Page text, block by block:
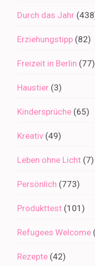
Durch das Jahr
Erziehungstipp (82)
Freizeit in Berlin (77)
Haustier (3)
Kindersprüche (65)
Kreativ (49)
Leben ohne Licht (7)
Persönlich (773)
Produkttest (101)
Refugees Welcome
Rezepte (42)